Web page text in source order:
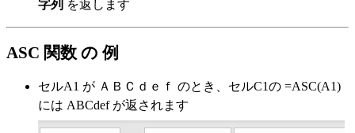
字列 を返します
ASC 関数 の 例
セルA1 が ＡＢＣｄｅｆ のとき、セルC1の =ASC(A1)
には ABCdef が返されます